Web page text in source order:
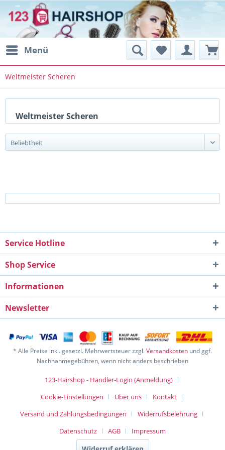
Menü
Weltmeister Scheren
Weltmeister Scheren
Service Hotline
Shop Service
Informationen
Newsletter
* Alle Preise inkl. gesetzl. Mehrwertsteuer zzgl.Versandkosten und ggf.
Nachnahmegebühren, wenn nicht anders beschrieben
123-Hairshop - Händler-Login (Anmeldung)
Cookie-Einstellungen
Über uns
Kontakt
Versand und Zahlungsbedingungen
Widerrufsbelehrung
Datenschutz
AGB Impressum